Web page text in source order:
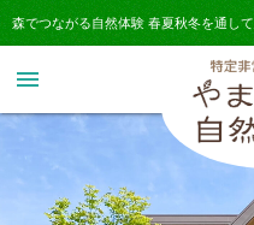
森でつながる自然体験 春夏秋冬を通し
menu